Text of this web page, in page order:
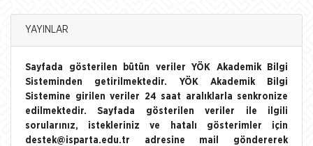
YAYINLAR
Sayfada gösterilen bütün veriler YÖK Akademik Bilgi
Sisteminden getirilmektedir. YÖK Akademik Bilgi
Sistemine girilen veriler 24 saat aralıklarla senkronize
edilmektedir. Sayfada gösterilen veriler ile ilgili
sorularınız, istekleriniz ve hatalı gösterimler için
destek@isparta.edu.tr adresine mail göndererek